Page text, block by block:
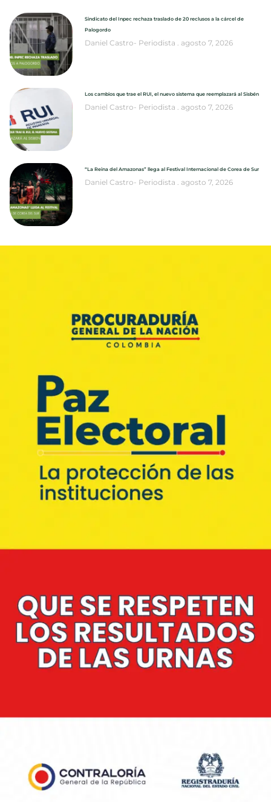
Sindicato del Inpec rechaza traslado de 20 reclusos a la cárcel de
Palogordo
Daniel Castro- Periodista agosto 7, 2026
Los cambios que trae el RUI, el nuevo sistema que reemplazará al Sisbén
Daniel Castro- Periodista agosto 7, 2026
“La Reina del Amazonas” llega al Festival Internacional de Corea de Sur
Daniel Castro- Periodista agosto 7, 2026